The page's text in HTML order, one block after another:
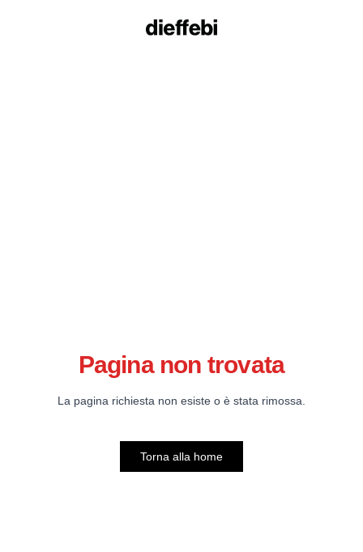
Pagina non trovata
La pagina richiesta non esiste o è stata rimossa.
Torna alla home